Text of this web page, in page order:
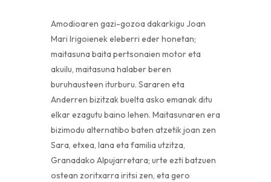
Amodioaren gazi-gozoa dakarkigu Joan
Mari Irigoienek eleberri eder honetan;
maitasuna baita pertsonaien motor eta
akuilu, maitasuna halaber beren
buruhausteen iturburu. Sararen eta
Anderren bizitzak buelta asko emanak ditu
elkar ezagutu baino lehen. Maitasunaren era
bizimodu alternatibo baten atzetik joan zen
Sara, etxea, lana eta familia utzitza,
Granadako Alpujarretara; urte ezti batzuen
ostean zoritxarra iritsi zen, eta gero